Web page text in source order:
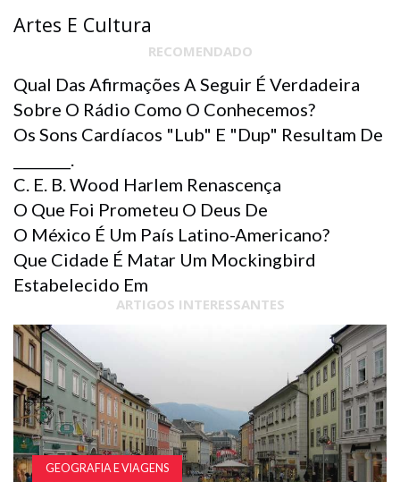
Artes E Cultura
RECOMENDADO
Qual Das Afirmações A Seguir É Verdadeira
Sobre O Rádio Como O Conhecemos?
Os Sons Cardíacos "lub" E "dup" Resultam De
C. E. B. Wood Harlem Renascença
O Que Foi Prometeu O Deus De
O México É Um País Latino-Americano?
Que Cidade É Matar Um Mockingbird
Estabelecido Em
ARTIGOS INTERESSANTES
GEOGRAFIA E VIAGENS